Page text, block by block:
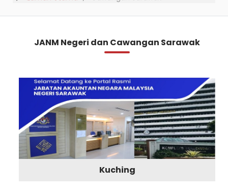
JANM Negeri dan Cawangan Sarawak
Kuching